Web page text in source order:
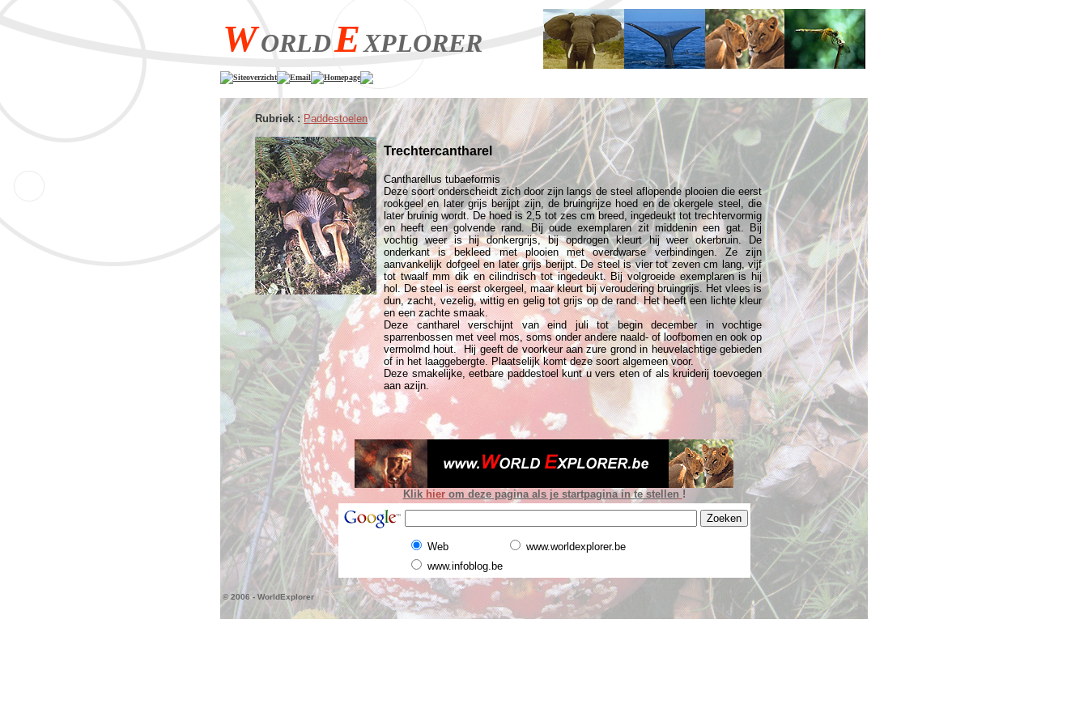
WORLDEXPLORER
Siteoverzicht Email Homepage
Rubriek : Paddestoelen
Trechtercantharel
Cantharellus tubaeformis
Deze soort onderscheidt zich door zijn langs de steel aflopende plooien die eerst
rookgeel en later grijs berijpt zijn, de bruingrijze hoed en de okergele steel, die
later bruinig wordt. De hoed is 2,5 tot zes cm breed, ingedeukt tot trechtervormig
en heeft een golvende rand. Bij oude exemplaren zit middenin een gat. Bij
vochtig weer is hij donkergrijs, bij opdrogen kleurt hij weer okerbruin. De
onderkant is bekleed met plooien met overdwarse verbindingen. Ze zijn
aanvankelijk dofgeel en later grijs berijpt. De steel is vier tot zeven cm lang, vijf
tot twaalf mm dik en cilindrisch tot ingedeukt. Bij volgroeide exemplaren is hij
hol. De steel is eerst okergeel, maar kleurt bij veroudering bruingrijs. Het vlees is
dun, zacht, vezelig, wittig en gelig tot grijs op de rand. Het heeft een lichte kleur
en een zachte smaak.
Deze cantharel verschijnt van eind juli tot begin december in vochtige
sparrenbossen met veel mos, soms onder andere naald- of loofbomen en ook op
vermolmd hout. Hij geeft de voorkeur aan zure grond in heuvelachtige gebieden
of in het laaggebergte. Plaatselijk komt deze soort algemeen voor.
Deze smakelijke, eetbare paddestoel kunt u vers eten of als kruiderij toevoegen
aan azijn.
Klik hier om deze pagina als je startpagina in te stellen !
Web
www.worldexplorer.be
www.infoblog.be
© 2006 - WorldExplorer